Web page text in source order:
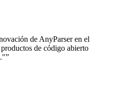
de AnyParser en el
de código abierto
”